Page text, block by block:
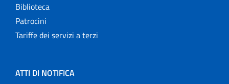
Biblioteca
Patrocini
Tariffe dei servizi a terzi
ATTI DI NOTIFICA